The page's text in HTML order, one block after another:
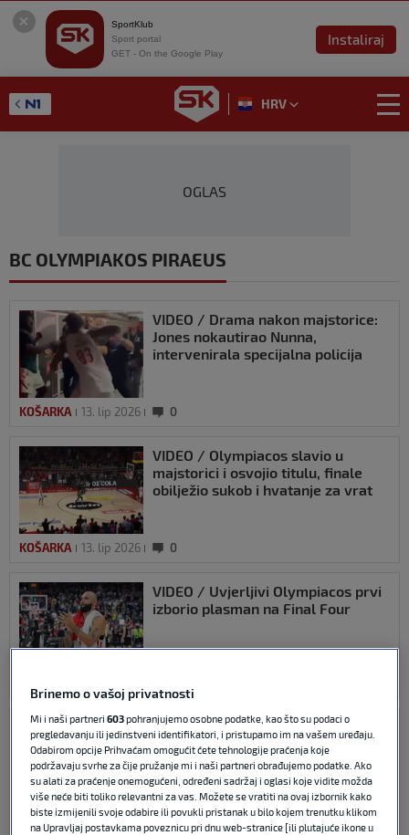
SportKlub
Sport portal
GET - On the Google Play
Instaliraj
HRV
OGLAS
BC OLYMPIAKOS PIRAEUS
VIDEO / Drama nakon majstorice:
Jones nokautirao Nunna,
intervenirala specijalna policija
KOŠARKA 13. lip 2026 0
VIDEO / Olympiacos slavio u
majstorici i osvojio titulu, finale
obilježio sukob i hvatanje za vrat
KOŠARKA 13. lip 2026 0
VIDEO / Uvjerljivi Olympiacos prvi
izborio plasman na Final Four
VIDEO / Panathinaikos u drami do
‘breaka’ u Španjolskoj, Fenerbahče
i Olympiakos uvjerljivi
EUROLEAGUE 28. tra 2026 0
Brinemo o vašoj privatnosti
Mi i naši partneri603pohranjujemo osobne podatke, kao što su podaci o
pregledavanju ili jedinstveni identifikatori, i pristupamo im na vašem uređaju.
Odabirom opcije Prihvaćam omogućit ćete tehnologije praćenja koje
podržavaju svrhe za čije pružanje mi i naši partneri obrađujemo podatke. Ako
su alati za praćenje onemogućeni, određeni sadržaj i oglasi koje vidite možda
više neće biti toliko relevantni za vas. Možete se vratiti na ovaj izbornik kako
biste izmijenili svoje odabire ili povukli pristanak u bilo kojem trenutku klikom
na Upravljaj postavkama poveznicu pri dnu web-stranice [ili plutajuće ikone u